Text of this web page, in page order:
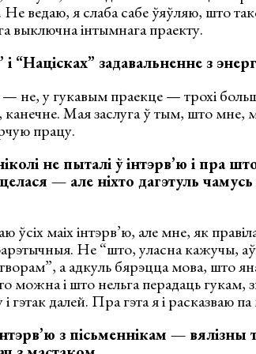
Не ведаю, я слаба сабе ўяўляю, што
выключна інтымнага праекту.
“Націсках” задавальненне з
у гукавым праекце — трохі больш,
канечне. Мая заслуга ў тым, што мне,
працу.
не пыталі ў інтэрв’ю і пра
— але ніхто дагэтуль
маіх інтэрв’ю, але мне, як
Не “што, уласна кажучы,
а адкуль бярэцца мова, што
можна і што нельга перадаць гукам,
і гэтак далей. Пра гэта я і расказваю
з пісьменнікам — вялізны